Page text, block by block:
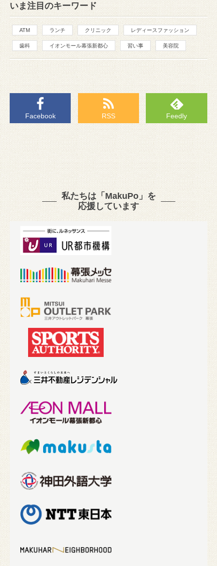
いま注目のキーワード
ATM ランチ クリニック レディースファッション
歯科 イオンモール幕張新都心 習い事 美容院
Facebook RSS Feedly
私たちは「MakuPo」を
応援しています